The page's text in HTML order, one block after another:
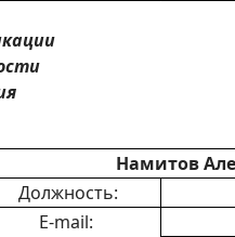
Намитов
Должность:
E-mail: